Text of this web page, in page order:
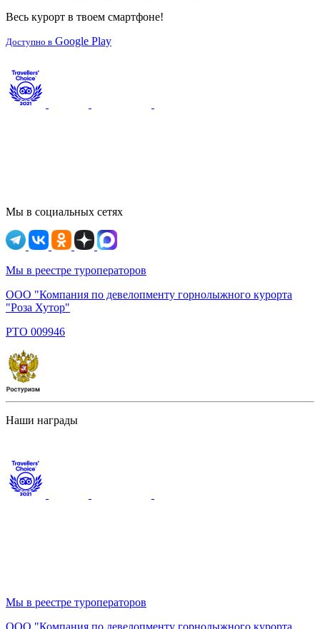
Весь курорт в твоем смартфоне!
Доступно в Google Play
Мы в социальных сетях
Мы в реестре туроператоров
ООО "Компания по девелопменту горнолыжного курорта
"Роза Хутор"
PTO 009946
Наши награды
Мы в реестре туроператоров